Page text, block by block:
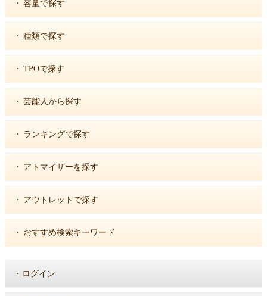
・ 容量で探す
・ 種類で探す
・ TPOで探す
・ 芸能人から探す
・ ランキングで探す
・ アトマイザーを探す
・ アウトレットで探す
・ おすすめ検索キーワード
・ ログイン